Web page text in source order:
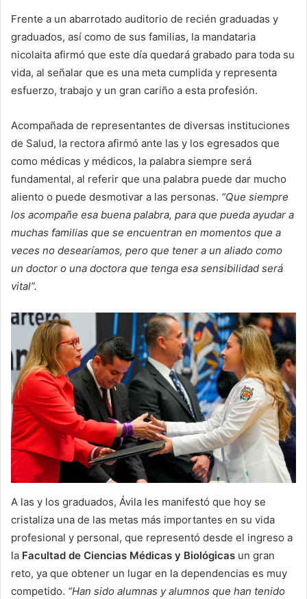
Frente a un abarrotado auditorio de recién graduadas y
graduados, así como de sus familias, la mandataria
nicolaita afirmó que este día quedará grabado para toda su
vida, al señalar que es una meta cumplida y representa
esfuerzo, trabajo y un gran cariño a esta profesión.
Acompañada de representantes de diversas instituciones
de Salud, la rectora afirmó ante las y los egresados que
como médicas y médicos, la palabra siempre será
fundamental, al referir que una palabra puede dar mucho
aliento o puede desmotivar a las personas. “Que siempre
los acompañe esa buena palabra, para que pueda ayudar a
muchas familias que se encuentran en momentos que a
veces no desearíamos, pero que tener a un aliado como
un doctor o una doctora que tenga esa sensibilidad será
vital”.
A las y los graduados, Ávila les manifestó que hoy se
cristaliza una de las metas más importantes en su vida
profesional y personal, que representó desde el ingreso a
la Facultad de Ciencias Médicas y Biológicas un gran
reto, ya que obtener un lugar en la dependencias es muy
competido. “Han sido alumnas y alumnos que han tenido